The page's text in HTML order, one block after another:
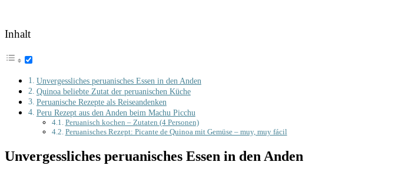
Inhalt
Unvergessliches peruanisches Essen in den Anden
Quinoa beliebte Zutat der peruanischen Küche
Peruanische Rezepte als Reiseandenken
Peru Rezept aus den Anden beim Machu Picchu
Peruanisch kochen – Zutaten (4 Personen)
Peruanisches Rezept: Picante de Quinoa mit Gemüse – muy, muy fácil
Unvergessliches peruanisches Essen in den Anden